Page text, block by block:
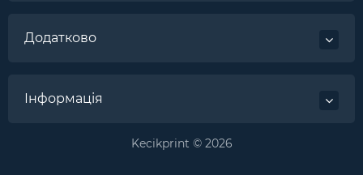
Додатково
Інформація
Kecikprint © 2026